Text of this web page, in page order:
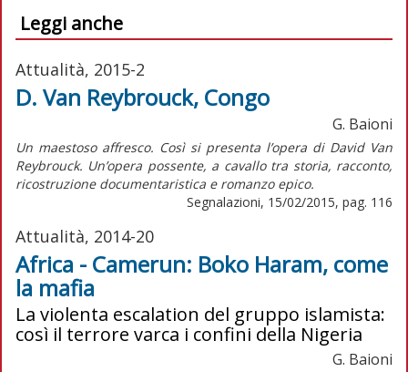
Leggi anche
Attualità, 2015-2
D. Van Reybrouck, Congo
G. Baioni
Un maestoso affresco. Così si presenta l’opera di David Van
Reybrouck. Un’opera possente, a cavallo tra storia, racconto,
ricostruzione documentaristica e romanzo epico.
Segnalazioni, 15/02/2015, pag. 116
Attualità, 2014-20
Africa - Camerun: Boko Haram, come
la mafia
La violenta escalation del gruppo islamista:
così il terrore varca i confini della Nigeria
G. Baioni